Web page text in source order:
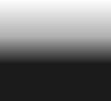
Van Heijst Interieur